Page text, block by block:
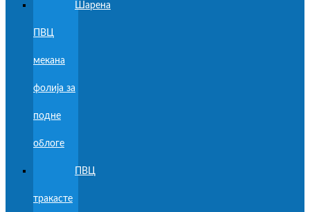
Шарена
ПВЦ
мекана
фолија за
подне
облоге
ПВЦ
тракасте